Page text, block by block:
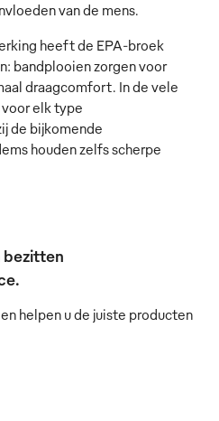
van de mens.
heeft de EPA-broek
bandplooien zorgen voor
draagcomfort. In de vele
elk type
de bijkomende
houden zelfs scherpe
bezitten
helpen u de juiste producten